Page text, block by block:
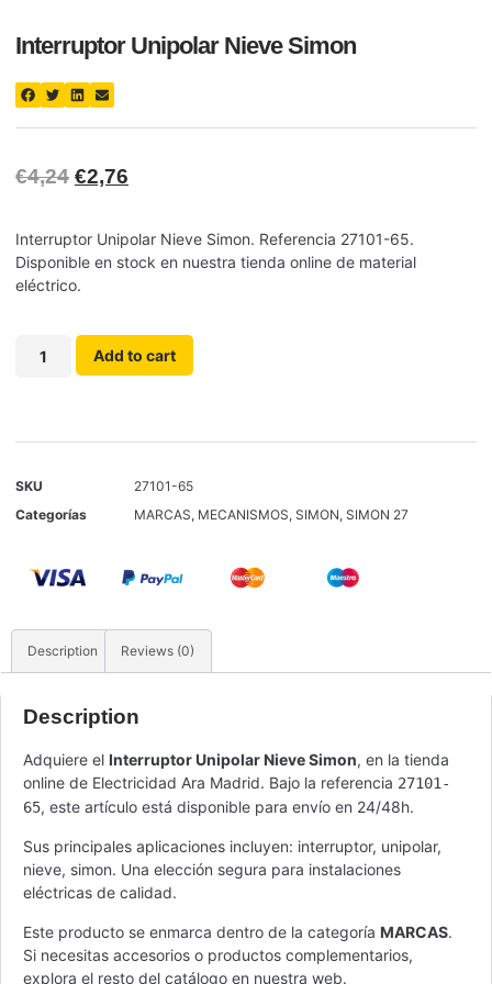
Interruptor Unipolar Nieve Simon
€4,24 €2,76
Interruptor Unipolar Nieve Simon. Referencia 27101-65.
Disponible en stock en nuestra tienda online de material
eléctrico.
Add to cart
SKU
27101-65
Categorías
MARCAS, MECANISMOS, SIMON, SIMON 27
Description Reviews (0)
Description
Adquiere el Interruptor Unipolar Nieve Simon, en la tienda
online de Electricidad Ara Madrid. Bajo la referencia 27101-
65, este artículo está disponible para envío en 24/48h.
Sus principales aplicaciones incluyen: interruptor, unipolar,
nieve, simon. Una elección segura para instalaciones
eléctricas de calidad.
Este producto se enmarca dentro de la categoría MARCAS.
Si necesitas accesorios o productos complementarios,
explora el resto del catálogo en nuestra web.